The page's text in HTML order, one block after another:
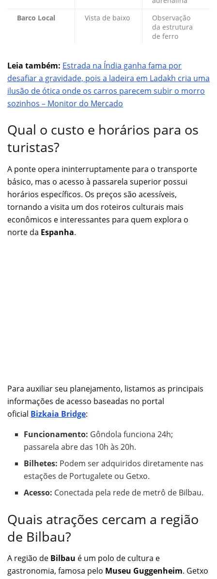
Barco Local
Vista de baixo
Observação
da estrutura
de ferro
Leia também: Estrada na Índia ganha fama por
desafiar a gravidade, pois a ladeira em Ladakh cria uma
ilusão de ótica onde os carros parecem subir o morro
sozinhos – Monitor do Mercado
Qual o custo e horários para os
turistas?
A ponte opera ininterruptamente para o transporte
básico, mas o acesso à passarela superior possui
horários específicos. Os preços são acessíveis,
tornando a visita um dos roteiros culturais mais
econômicos e interessantes para quem explora o
norte da Espanha.
Para auxiliar seu planejamento, listamos as principais
informações de acesso baseadas no portal
oficial Bizkaia Bridge:
Funcionamento: Gôndola funciona 24h;
passarela abre das 10h às 20h.
Bilhetes: Podem ser adquiridos diretamente nas
estações de Portugalete ou Getxo.
Acesso: Conectada pela rede de metrô de Bilbau.
Quais atrações cercam a região
de Bilbau?
A região de Bilbau é um polo de cultura e
gastronomia, famosa pelo Museu Guggenheim. Getxo